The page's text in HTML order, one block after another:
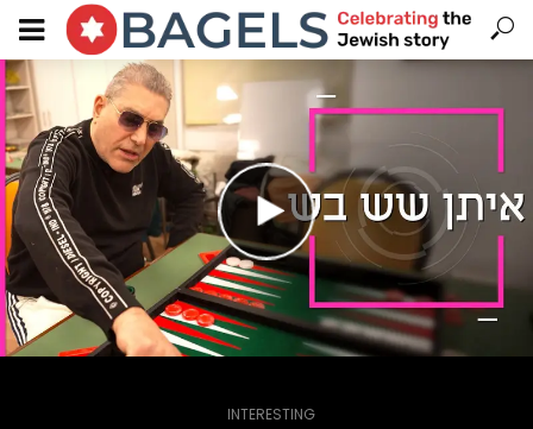
INTERESTING